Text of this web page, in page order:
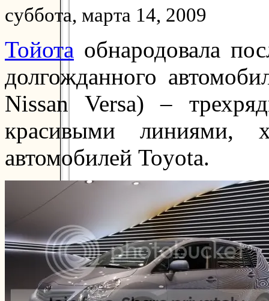
суббота, марта 14, 2009
Тойота обнародовала
долгожданного
Nissan Versa) –
красивыми линиями,
автомобилей Toyota.